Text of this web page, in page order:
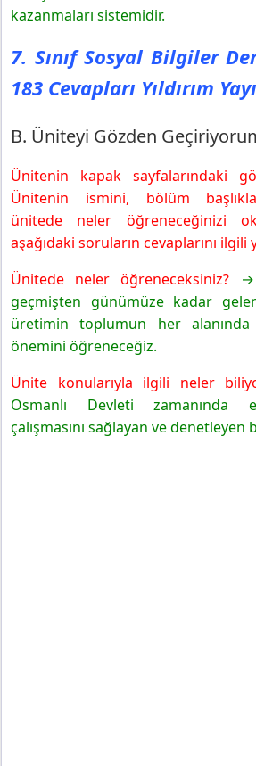
kazanmaları sistemidir.
7. Sınıf Sosyal Bilgiler
183 Cevapları Yıldırım
B. Üniteyi Gözden
Ünitenin kapak sayfalarındaki
Ünitenin ismini, bölüm
ünitede neler öğreneceğinizi
aşağıdaki soruların cevaplarını ilgili
Ünitede neler öğreneceksiniz? →
geçmişten günümüze kadar
üretimin toplumun her alanında
önemini öğreneceğiz.
Ünite konularıyla ilgili neler
Osmanlı Devleti zamanında
çalışmasını sağlayan ve